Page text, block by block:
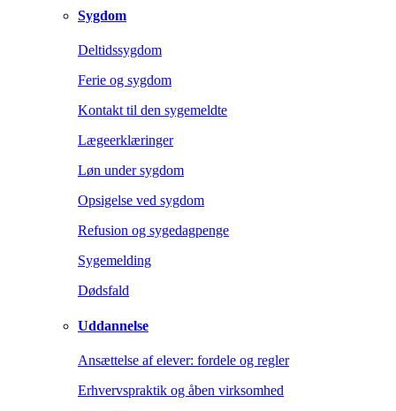
Sygdom
Deltidssygdom
Ferie og sygdom
Kontakt til den sygemeldte
Lægeerklæringer
Løn under sygdom
Opsigelse ved sygdom
Refusion og sygedagpenge
Sygemelding
Dødsfald
Uddannelse
Ansættelse af elever: fordele og regler
Erhvervspraktik og åben virksomhed